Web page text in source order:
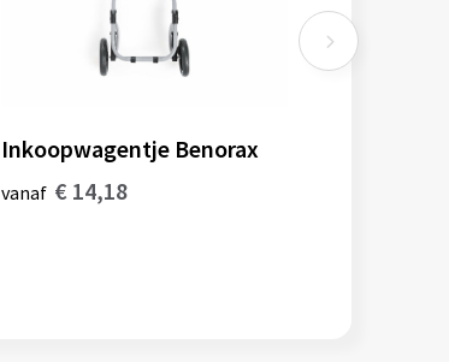
Inkoopwagentje Benorax
vanaf € 14,18